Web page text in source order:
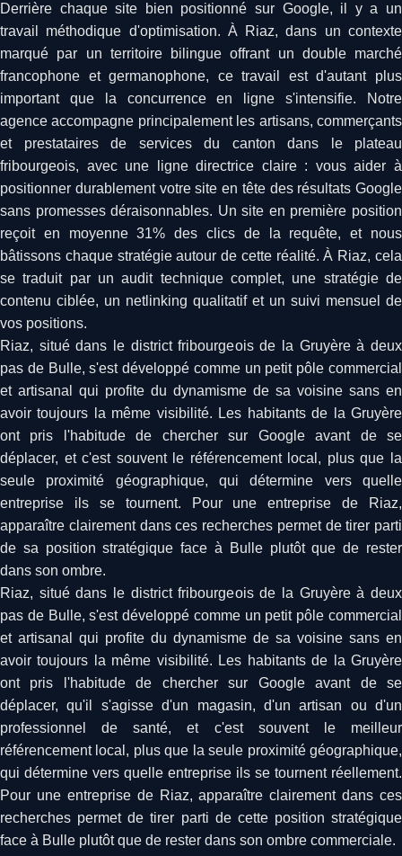
Derrière chaque site bien positionné sur Google, il y a un
travail méthodique d'optimisation. À Riaz, dans un contexte
marqué par un territoire bilingue offrant un double marché
francophone et germanophone, ce travail est d'autant plus
important que la concurrence en ligne s'intensifie. Notre
agence accompagne principalement les artisans, commerçants
et prestataires de services du canton dans le plateau
fribourgeois, avec une ligne directrice claire : vous aider à
positionner durablement votre site en tête des résultats Google
sans promesses déraisonnables. Un site en première position
reçoit en moyenne 31% des clics de la requête, et nous
bâtissons chaque stratégie autour de cette réalité. À Riaz, cela
se traduit par un audit technique complet, une stratégie de
contenu ciblée, un netlinking qualitatif et un suivi mensuel de
vos positions.
Riaz, situé dans le district fribourgeois de la Gruyère à deux
pas de Bulle, s'est développé comme un petit pôle commercial
et artisanal qui profite du dynamisme de sa voisine sans en
avoir toujours la même visibilité. Les habitants de la Gruyère
ont pris l'habitude de chercher sur Google avant de se
déplacer, et c'est souvent le référencement local, plus que la
seule proximité géographique, qui détermine vers quelle
entreprise ils se tournent. Pour une entreprise de Riaz,
apparaître clairement dans ces recherches permet de tirer parti
de sa position stratégique face à Bulle plutôt que de rester
dans son ombre.
Riaz, situé dans le district fribourgeois de la Gruyère à deux
pas de Bulle, s'est développé comme un petit pôle commercial
et artisanal qui profite du dynamisme de sa voisine sans en
avoir toujours la même visibilité. Les habitants de la Gruyère
ont pris l'habitude de chercher sur Google avant de se
déplacer, qu'il s'agisse d'un magasin, d'un artisan ou d'un
professionnel de santé, et c'est souvent le meilleur
référencement local, plus que la seule proximité géographique,
qui détermine vers quelle entreprise ils se tournent réellement.
Pour une entreprise de Riaz, apparaître clairement dans ces
recherches permet de tirer parti de cette position stratégique
face à Bulle plutôt que de rester dans son ombre commerciale.